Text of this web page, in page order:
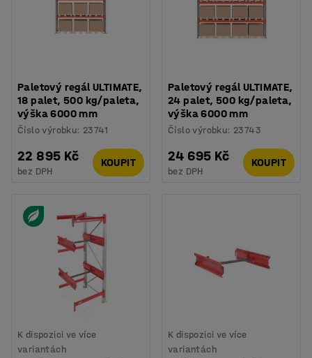
Paletový regál ULTIMATE,
18 palet, 500 kg/paleta,
výška 6000 mm
Číslo výrobku: 23741
22 895 Kč
bez DPH
KOUPIT
Paletový regál ULTIMATE,
24 palet, 500 kg/paleta,
výška 6000 mm
Číslo výrobku: 23743
24 695 Kč
bez DPH
KOUPIT
K dispozici ve více
variantách
K dispozici ve více
variantách